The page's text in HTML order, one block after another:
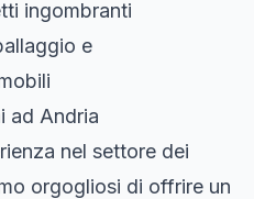
ingombranti
e
ad Andria
nel settore dei
orgogliosi di offrire un